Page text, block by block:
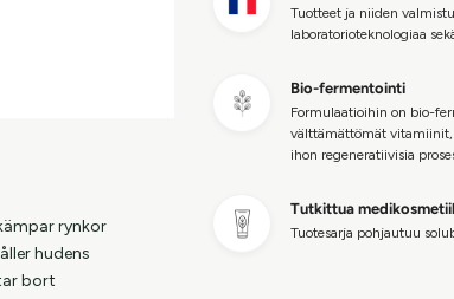
Tuotteet ja niiden
laboratorioteknologiaa
Bio-fermentointi
Formulaatioihin on bio-
välttämättömät
ihon regeneratiivisia
Tutkittua
Tuotesarja pohjautuu
rynkor
hudens
bort